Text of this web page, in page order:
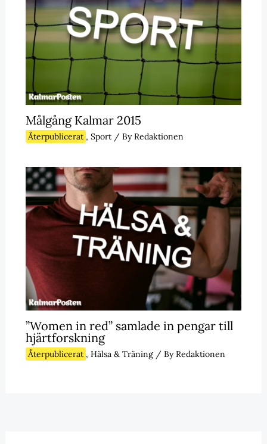
Målgång Kalmar 2015
Återpublicerat , Sport/ ByRedaktionen
”Women in red” samlade in pengar till
hjärtforskning
Återpublicerat , Hälsa & Träning/ ByRedaktionen